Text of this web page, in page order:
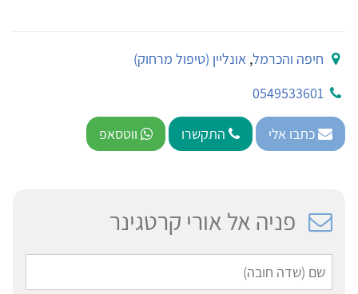
חיפה והכרמל,אונליין (טיפול מרחוק)
0549533601
כתבו אלי התקשרו ווטסאפ
פניה אל אורי קרטגינר